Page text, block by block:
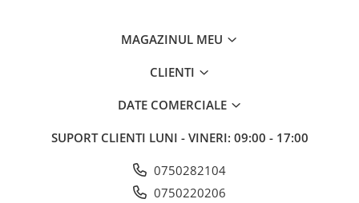
MAGAZINUL MEU
CLIENTI
DATE COMERCIALE
SUPORT CLIENTI LUNI - VINERI: 09:00 - 17:00
0750282104
0750220206